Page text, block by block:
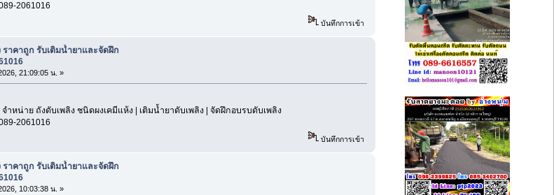
2061016
บันทึกการเข้า
ราคาถูก รับเติมน้ำยาและจัดฝึก
21:09:05 น. »
ำหน่าย ถังดับเพลิง ชนิดผงเคมีแห้ง | เติมน้ำยาดับเพลิง | จัดฝึกอบรบดับเพลิง
2061016
บันทึกการเข้า
ราคาถูก รับเติมน้ำยาและจัดฝึก
10:03:38 น. »